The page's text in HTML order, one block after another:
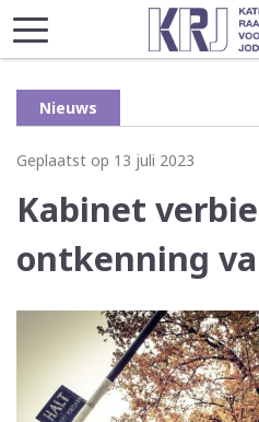
Nieuws
Geplaatst op 13 juli 2023
Kabinet
ontkenning